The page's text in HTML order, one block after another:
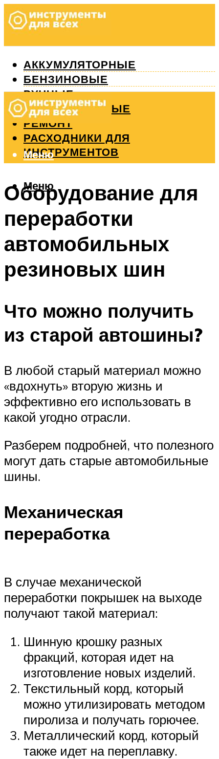
АККУМУЛЯТОРНЫЕ
БЕНЗИНОВЫЕ
РУЧНЫЕ
ИЗМЕРИТЕЛЬНЫЕ
РЕМОНТ
РАСХОДНИКИ ДЛЯ
ИНСТРУМЕНТОВ
Меню
Меню
Оборудование для
переработки
автомобильных
резиновых шин
Что можно получить
из старой автошины?
В любой старый материал можно
«вдохнуть» вторую жизнь и
эффективно его использовать в
какой угодно отрасли.
Разберем подробней, что полезного
могут дать старые автомобильные
шины.
Механическая
переработка
В случае механической
переработки покрышек на выходе
получают такой материал:
Шинную крошку разных
фракций, которая идет на
изготовление новых изделий.
Текстильный корд, который
можно утилизировать методом
пиролиза и получать горючее.
Металлический корд, который
также идет на переплавку.